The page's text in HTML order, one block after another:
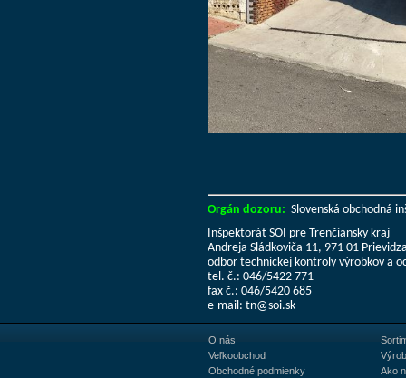
Orgán dozoru: Slovenská obchodná
Inšpektorát SOI pre Trenčiansky kraj
Andreja Sládkoviča 11, 971 01
odbor technickej kontroly výrobkov a
tel. č.: 046/5422 771
fax č.: 046/5420 685
e-mail: tn@soi.sk
O nás
Veľkoobchod
Obchodné podmienky
Ako